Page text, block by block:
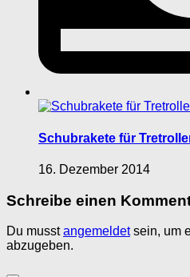
Schubrakete für
16. Dezember 2014
Schreibe einen
Du musstangemeldetsein, um
abzugeben.